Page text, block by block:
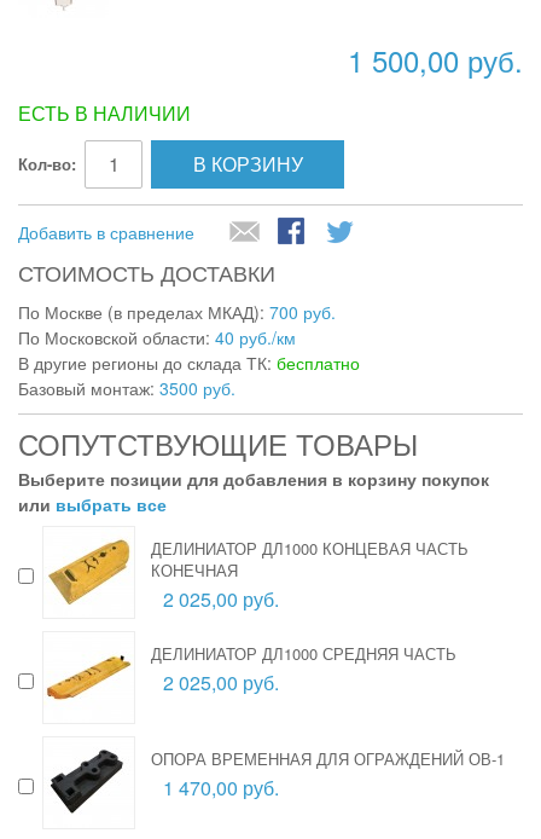
1 500,00 руб.
ЕСТЬ В НАЛИЧИИ
Кол-во: В КОРЗИНУ
Добавить в сравнение
СТОИМОСТЬ ДОСТАВКИ
По Москве (в пределах МКАД): 700 руб.
По Московской области: 40 руб./км
В другие регионы до склада ТК: бесплатно
Базовый монтаж: 3500 руб.
СОПУТСТВУЮЩИЕ ТОВАРЫ
Выберите позиции для добавления в корзину покупок
или выбрать все
ДЕЛИНИАТОР ДЛ1000 КОНЦЕВАЯ ЧАСТЬ
КОНЕЧНАЯ
2 025,00 руб.
ДЕЛИНИАТОР ДЛ1000 СРЕДНЯЯ ЧАСТЬ
2 025,00 руб.
ОПОРА ВРЕМЕННАЯ ДЛЯ ОГРАЖДЕНИЙ ОВ-1
1 470,00 руб.